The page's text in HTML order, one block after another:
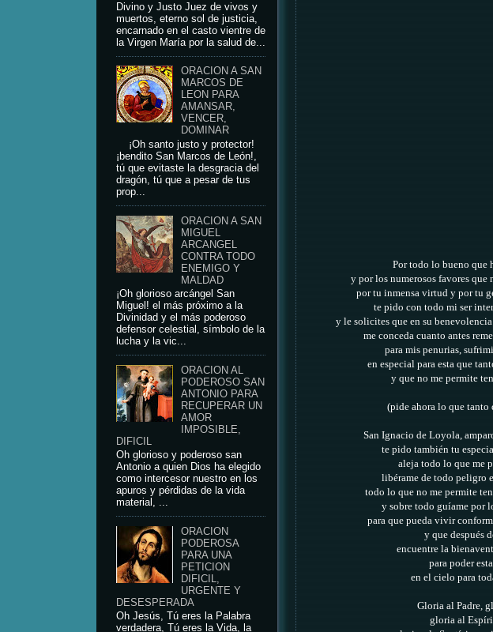
Divino y Justo Juez de vivos y
muertos, eterno sol de justicia,
encarnado en el casto vientre de
la Virgen María por la salud de...
ORACION A SAN
MARCOS DE
LEON PARA
AMANSAR,
VENCER,
DOMINAR
¡Oh santo justo y protector!
¡bendito San Marcos de León!,
tú que evitaste la desgracia del
dragón, tú que a pesar de tus
prop...
ORACION A SAN
MIGUEL
ARCANGEL
CONTRA TODO
ENEMIGO Y
MALDAD
¡Oh glorioso arcángel San
Miguel! el más próximo a la
Divinidad y el más poderoso
defensor celestial, símbolo de la
lucha y la vic...
ORACION AL
PODEROSO SAN
ANTONIO PARA
RECUPERAR UN
AMOR
IMPOSIBLE,
DIFICIL
Oh glorioso y poderoso san
Antonio a quien Dios ha elegido
como intercesor nuestro en los
apuros y pérdidas de la vida
material, ...
ORACION
PODEROSA
PARA UNA
PETICION
DIFICIL,
URGENTE Y
DESESPERADA
Oh Jesús, Tú eres la Palabra
verdadera, Tú eres la Vida, la
Por todo lo bueno que
y por los numerosos favores que
por tu inmensa virtud y por tu
te pido con todo mi ser
y le solicites que en su
me conceda cuanto antes
para mis penurias,
en especial para esta que
y que no me permite
(pide ahora lo que tanto
San Ignacio de Loyola,
te pido también tu
aleja todo lo que me
libérame de todo peligro
todo lo que no me permite
y sobre todo guíame por
para que pueda vivir
y que después
encuentre la
para poder
en el cielo para
Gloria al Padre,
gloria al